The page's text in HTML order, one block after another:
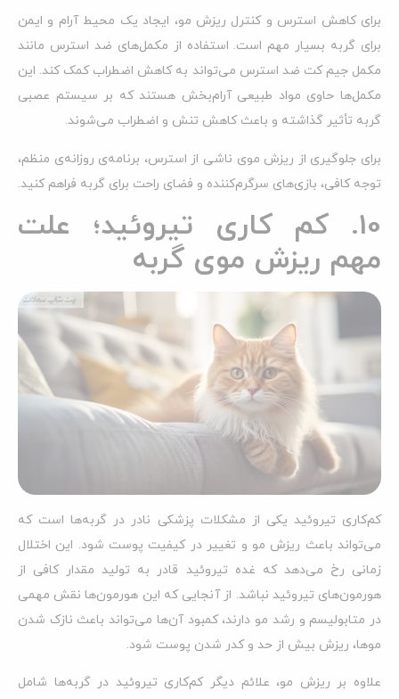
برای کاهش استرس و کنترل ریزش مو، ایجاد یک محیط آرام و ایمن
برای گربه بسیار مهم است. استفاده از مکمل‌های ضد استرس مانند
مکمل جیم کت ضد استرس می‌تواند به کاهش اضطراب کمک کند. این
مکمل‌ها حاوی مواد طبیعی آرام‌بخش هستند که بر سیستم عصبی
گربه تأثیر گذاشته و باعث کاهش تنش و اضطراب می‌شوند.
برای جلوگیری از ریزش موی ناشی از استرس، برنامه‌ی روزانه‌ی منظم،
توجه کافی، بازی‌های سرگرم‌کننده و فضای راحت برای گربه فراهم کنید.
10. کم کاری تیروئید؛ علت
مهم ریزش موی گربه
کم‌کاری تیروئید یکی از مشکلات پزشکی نادر در گربه‌ها است که
می‌تواند باعث ریزش مو و تغییر در کیفیت پوست شود. این اختلال
زمانی رخ می‌دهد که غده تیروئید قادر به تولید مقدار کافی از
هورمون‌های تیروئید نباشد. از آنجایی که این هورمون‌ها نقش مهمی
در متابولیسم و رشد مو دارند، کمبود آن‌ها می‌تواند باعث نازک شدن
موها، ریزش بیش از حد و کدر شدن پوست شود.
علاوه بر ریزش مو، علائم دیگر کم‌کاری تیروئید در گربه‌ها شامل